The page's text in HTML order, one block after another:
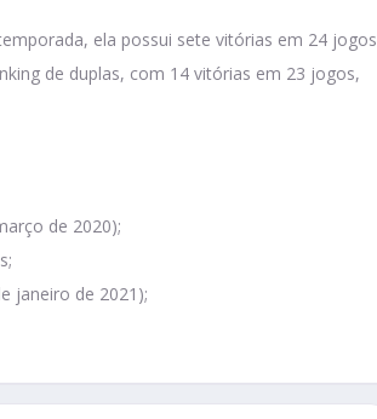
ela possui sete vitórias em 24 jogos
de duplas, com 14 vitórias em 23 jogos,
de 2020);
janeiro de 2021);